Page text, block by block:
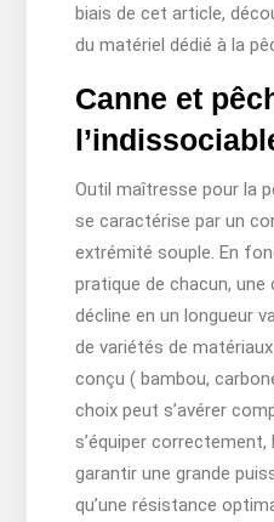
biais de cet article,
du matériel dédié à la
Canne et
Outil maîtresse pour la
se caractérise par un
extrémité souple. En
pratique de chacun, une
décline en un longueur
de variétés de
conçu ( bambou,
choix peut s’avérer
s’équiper
garantir une grande
qu’une résistance